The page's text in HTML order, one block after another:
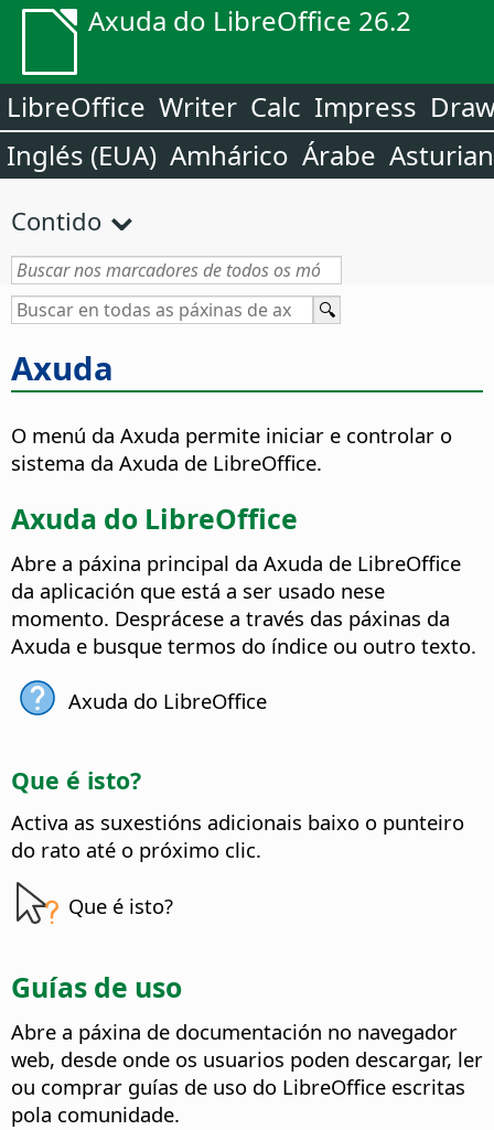
Axuda do LibreOffice 26.2
LibreOffice Writer Calc Impress
Inglés (EUA) Amhárico Árabe
Contido
Axuda
O menú da Axuda permite iniciar e controlar o
sistema da Axuda de LibreOffice.
Axuda do LibreOffice
Abre a páxina principal da Axuda de LibreOffice
da aplicación que está a ser usado nese
momento. Desprácese a través das páxinas da
Axuda e busque termos do índice ou outro texto.
Axuda do LibreOffice
Que é isto?
Activa as suxestións adicionais baixo o punteiro
do rato até o próximo clic.
Que é isto?
Guías de uso
Abre a páxina de documentación no navegador
web, desde onde os usuarios poden descargar, ler
ou comprar guías de uso do LibreOffice escritas
pola comunidade.